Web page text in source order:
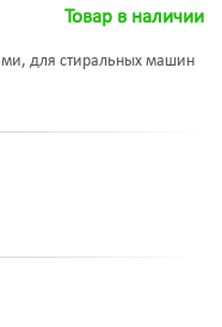
Товар в наличии
для стиральных машин